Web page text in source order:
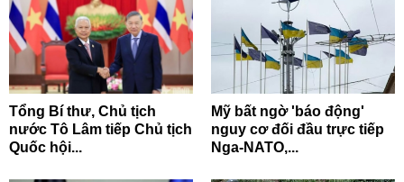
Tổng Bí thư, Chủ tịch
nước Tô Lâm tiếp Chủ tịch
Quốc hội...
Mỹ bất ngờ 'báo động'
nguy cơ đối đầu trực tiếp
Nga-NATO,...